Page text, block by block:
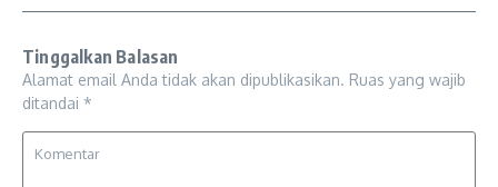
Tinggalkan Balasan
Alamat email Anda tidak akan dipublikasikan. Ruas yang wajib
ditandai *